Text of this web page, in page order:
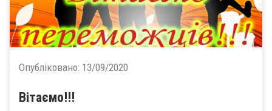
Опубліковано: 13/09/2020
Вітаємо!!!